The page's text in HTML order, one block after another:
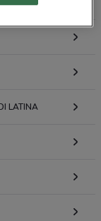
LATINA